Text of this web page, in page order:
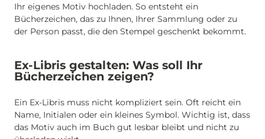
Ihr eigenes Motiv hochladen. So entsteht ein
Bücherzeichen, das zu Ihnen, Ihrer Sammlung oder zu
der Person passt, die den Stempel geschenkt bekommt.
Ex-Libris gestalten: Was soll Ihr
Bücherzeichen zeigen?
Ein Ex-Libris muss nicht kompliziert sein. Oft reicht ein
Name, Initialen oder ein kleines Symbol. Wichtig ist, dass
das Motiv auch im Buch gut lesbar bleibt und nicht zu